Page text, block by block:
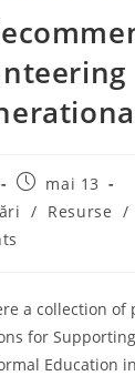
Post
published:
mai 13
/ Resurse /
a collection of
for
Education